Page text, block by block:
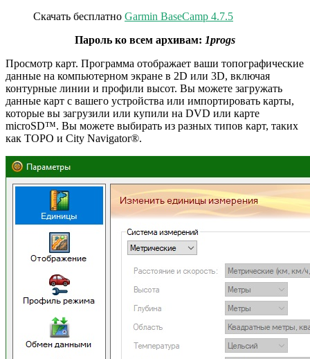
Скачать бесплатно Garmin BaseCamp 4.7.5
Пароль ко всем архивам: 1progs
Просмотр карт. Программа отображает ваши топографические
данные на компьютерном экране в 2D или 3D, включая
контурные линии и профили высот. Вы можете загружать
данные карт с вашего устройства или импортировать карты,
которые вы загрузили или купили на DVD или карте
microSD™. Вы можете выбирать из разных типов карт, таких
как TOPO и City Navigator®.